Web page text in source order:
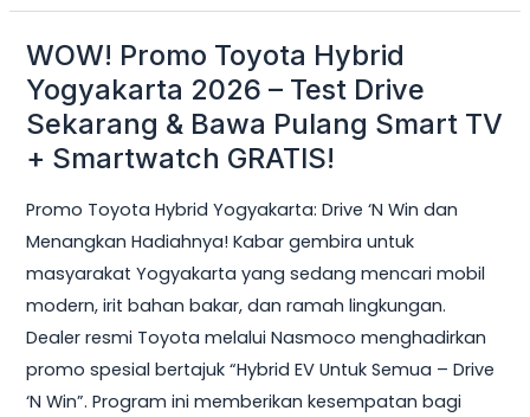
WOW! Promo Toyota Hybrid
Yogyakarta 2026 – Test Drive
Sekarang & Bawa Pulang Smart TV
+ Smartwatch GRATIS!
Promo Toyota Hybrid Yogyakarta: Drive ‘N Win dan
Menangkan Hadiahnya! Kabar gembira untuk
masyarakat Yogyakarta yang sedang mencari mobil
modern, irit bahan bakar, dan ramah lingkungan.
Dealer resmi Toyota melalui Nasmoco menghadirkan
promo spesial bertajuk “Hybrid EV Untuk Semua – Drive
‘N Win”. Program ini memberikan kesempatan bagi
WOW!
Promo
Toyota
Hybrid
2026
–
Test
Drive
Sekarang
&
Bawa